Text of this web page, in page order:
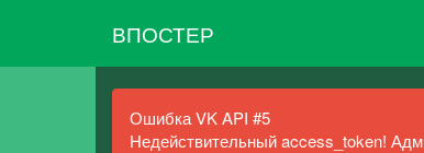
ВПОСТЕР
Ошибка VK API #5
Недействительный access_token!